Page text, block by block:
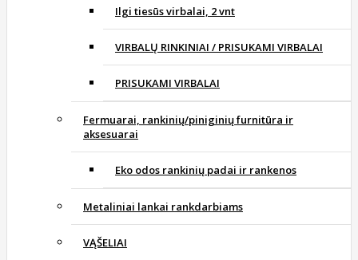
Ilgi tiesūs virbalai, 2 vnt
VIRBALŲ RINKINIAI / PRISUKAMI VIRBALAI
PRISUKAMI VIRBALAI
Fermuarai, rankinių/piniginių furnitūra ir
aksesuarai
Eko odos rankinių padai ir rankenos
Metaliniai lankai rankdarbiams
VĄŠELIAI